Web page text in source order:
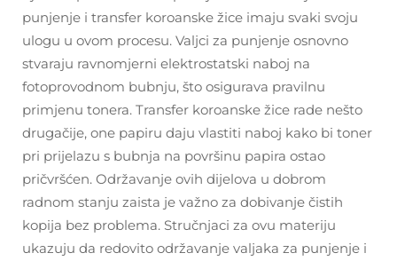
punjenje i transfer koroanske žice imaju svaki svoju
ulogu u ovom procesu. Valjci za punjenje osnovno
stvaraju ravnomjerni elektrostatski naboj na
fotoprovodnom bubnju, što osigurava pravilnu
primjenu tonera. Transfer koroanske žice rade nešto
drugačije, one papiru daju vlastiti naboj kako bi toner
pri prijelazu s bubnja na površinu papira ostao
pričvršćen. Održavanje ovih dijelova u dobrom
radnom stanju zaista je važno za dobivanje čistih
kopija bez problema. Stručnjaci za ovu materiju
ukazuju da redovito održavanje valjaka za punjenje i